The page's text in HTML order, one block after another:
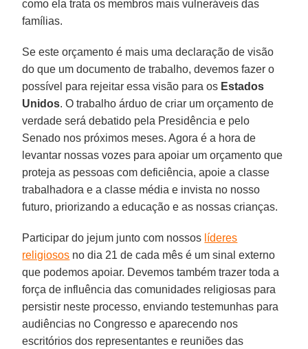
como ela trata os membros mais vulneráveis das
famílias.
Se este orçamento é mais uma declaração de visão
do que um documento de trabalho, devemos fazer o
possível para rejeitar essa visão para os Estados
Unidos. O trabalho árduo de criar um orçamento de
verdade será debatido pela Presidência e pelo
Senado nos próximos meses. Agora é a hora de
levantar nossas vozes para apoiar um orçamento que
proteja as pessoas com deficiência, apoie a classe
trabalhadora e a classe média e invista no nosso
futuro, priorizando a educação e as nossas crianças.
Participar do jejum junto com nossos líderes
religiosos no dia 21 de cada mês é um sinal externo
que podemos apoiar. Devemos também trazer toda a
força de influência das comunidades religiosas para
persistir neste processo, enviando testemunhas para
audiências no Congresso e aparecendo nos
escritórios dos representantes e reuniões das